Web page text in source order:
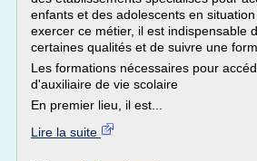
enfants et des adolescents en
exercer ce métier, il est indispensable
certaines qualités et de suivre une
Les formations nécessaires pour
d'auxiliaire de vie scolaire
En premier lieu, il est...
Lire la suite